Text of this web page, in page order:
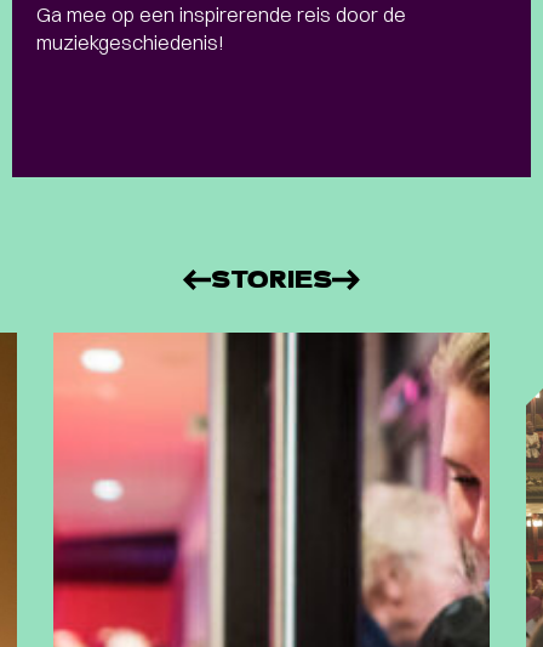
Ga mee op een inspirerende reis door de
muziekgeschiedenis!
STORIES